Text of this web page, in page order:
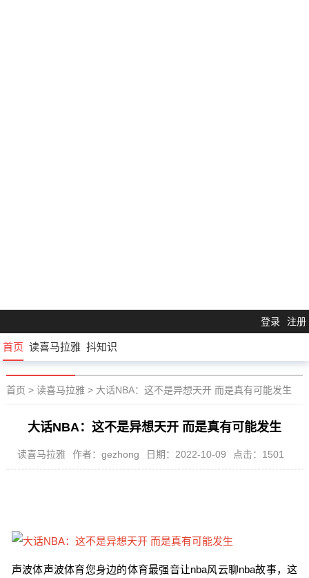
登录 注册
首页 读喜马拉雅 抖知识
首页 > 读喜马拉雅> 大话NBA：这不是异想天开 而是真有可能发生
大话NBA：这不是异想天开 而是真有可能发生
读喜马拉雅 作者：gezhong 日期：2022-10-09 点击：1501
声波体声波体育您身边的体育最强音让nba风云聊nba故事，这